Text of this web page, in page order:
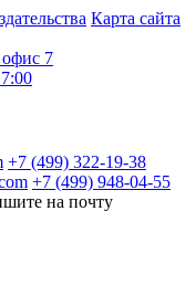
Карта сайта
офис 7
+7 (499) 322-19-38
+7 (499) 948-04-55
на почту